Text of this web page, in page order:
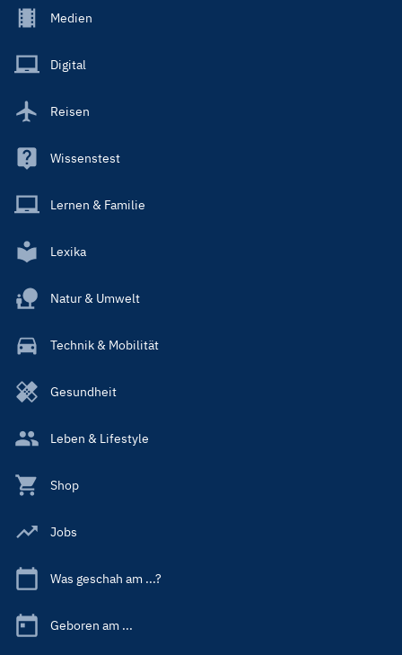
Footer
Main
Medien
Digital
Reisen
Wissenstest
Lernen & Familie
Lexika
Natur & Umwelt
Technik & Mobilität
Gesundheit
Leben & Lifestyle
Shop
Jobs
Was geschah am ...?
Geboren am ...